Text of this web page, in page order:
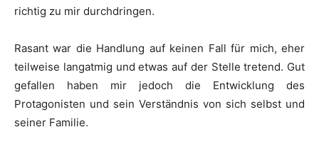
richtig zu mir durchdringen.
Rasant war die Handlung auf keinen Fall für mich, eher
teilweise langatmig und etwas auf der Stelle tretend. Gut
gefallen haben mir jedoch die Entwicklung des
Protagonisten und sein Verständnis von sich selbst und
seiner Familie.